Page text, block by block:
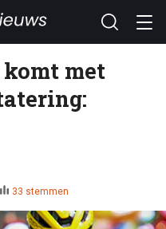
met
33 stemmen